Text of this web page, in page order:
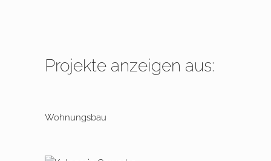
Projekte anzeigen aus:
Wohnungsbau